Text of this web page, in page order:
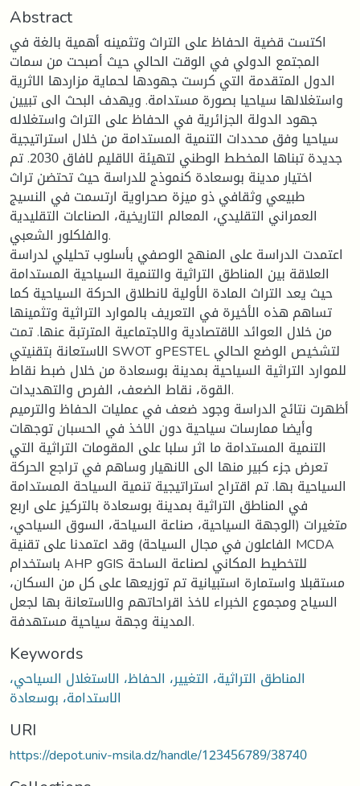
Abstract
اكتست قضية الحفاظ على التراث وتثمينه أهمية بالغة في
المجتمع الدولي في الوقت الحالي حيث أصبحت من سمات
الدول المتقدمة التي كرست جهودها لحماية مزاردها الاثرية
واستغلالها سياحيا بصورة مستدامة. ويهدف البحث الى تبيين
جهود الدولة الجزائرية في الحفاظ على التراث واستغلاله
سياحيا وفق محددات التنمية المستدامة من خلال استراتيجية
جديدة تبناها المخطط الوطني لتهيئة الاقليم لافاق 2030. تم
اختيار مدينة بوسعادة كنموذج للدراسة حيث تحتضن تراث
طبيعي وثقافي ذو ميزة صحراوية ارتسمت في النسيج
العمراني التقليدي، المعالم التاريخية، الصناعات التقليدية
والفلكلور الشعبي.
اعتمدت الدراسة على المنهج الوصفي بأسلوب تحليلي لدراسة
العلاقة بين المناطق التراثية والتنمية السياحية المستدامة
حيث يعد التراث المادة الأولية لانطلاق الحركة السياحية كما
تساهم هذه الأخيرة في التعريف بالموارد التراثية وتثمينها
من خلال العوائد الاقتصادية والاجتماعية المترتبة عنها. تمت
الاستعانة بتقنيتي SWOT وPESTEL لتشخيص الوضع الحالي
للموارد التراثية السياحية بمدينة بوسعادة من خلال ضبط نقاط
القوة، نقاط الضعف، الفرص والتهديدات.
أظهرت نتائج الدراسة وجود ضعف في عمليات الحفاظ والترميم
وأيضا ممارسات سياحية دون الاخذ في الحسبان توجهات
التنمية المستدامة ما اثر سلبا على المقومات التراثية التي
تعرض جزء كبير منها الى الانهيار وساهم في تراجع الحركة
السياحية بها. تم اقتراح استراتيجية تنمية السياحة المستدامة
في المناطق التراثية بمدينة بوسعادة بالتركيز على اربع
متغيرات (الوجهة السياحية، صناعة السياحة، السوق السياحي،
الفاعلون في مجال السياحة) وقد اعتمدنا على تقنية MCDA
باستخدام AHP وGIS للتخطيط المكاني لصناعة الساحة
مستقبلا واستمارة استبيانية تم توزيعها على كل من السكان،
السياح ومجموع الخبراء لاخذ اقراحاتهم والاستعانة بها لجعل
المدينة وجهة سياحية مستهدفة.
Keywords
المناطق التراثية، التغيير، الحفاظ، الاستغلال السياحي،
الاستدامة، بوسعادة
URI
https://depot.univ-msila.dz/handle/123456789/38740